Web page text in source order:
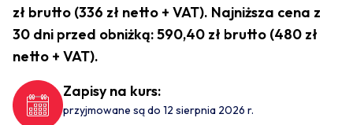
zł brutto (336 zł netto + VAT). Najniższa cena z
30 dni przed obniżką: 590,40 zł brutto (480 zł
netto + VAT).
Zapisy na kurs:
przyjmowane są do 12 sierpnia 2026 r.